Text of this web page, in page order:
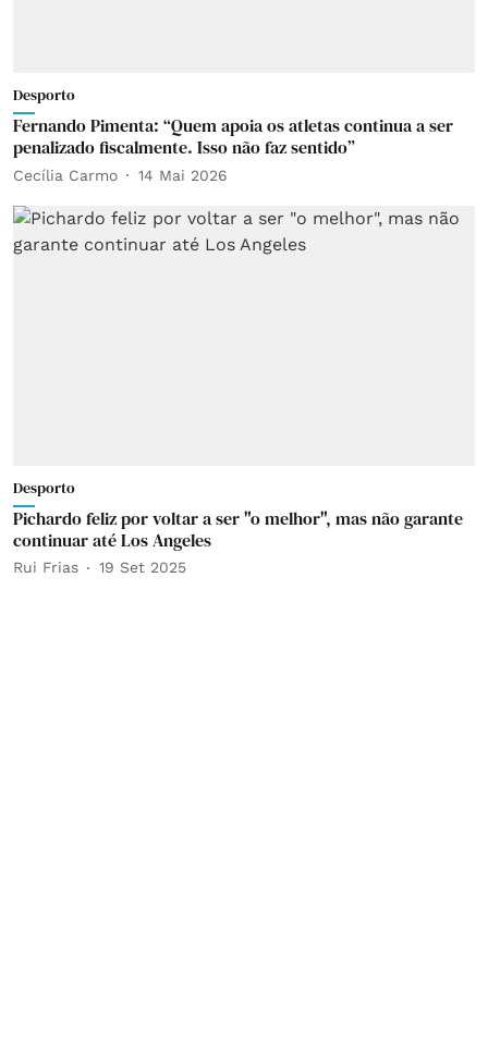
Desporto
Fernando Pimenta: “Quem apoia os atletas continua a ser
penalizado fiscalmente. Isso não faz sentido”
Cecília Carmo 14 Mai 2026
Desporto
Pichardo feliz por voltar a ser "o melhor", mas não garante
continuar até Los Angeles
Rui Frias 19 Set 2025